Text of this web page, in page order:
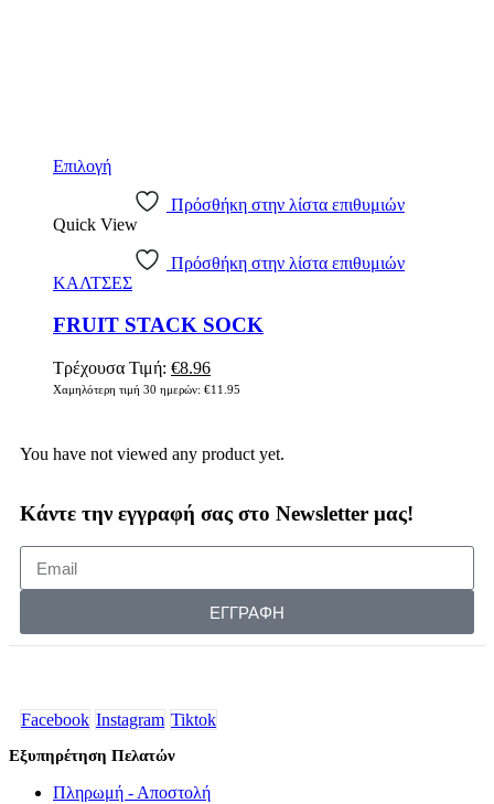
Επιλογή
Πρόσθήκη στην λίστα επιθυμιών
Quick View
Πρόσθήκη στην λίστα επιθυμιών
ΚΑΛΤΣΕΣ
FRUIT STACK SOCK
Τρέχουσα Τιμή: €8.96
Χαμηλότερη τιμή 30 ημερών: €11.95
You have not viewed any product yet.
Κάντε την εγγραφή σας στο Newsletter μας!
ΕΓΓΡΑΦΗ
Facebook Instagram Tiktok
Εξυπηρέτηση Πελατών
Πληρωμή - Αποστολή